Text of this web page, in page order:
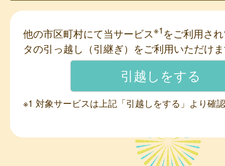
他の市区町村にて当サービス※1 をご利用さ
タの引っ越し（引継ぎ）をご利用いただけ
※1 対象サービスは上記「引越しをする」より確